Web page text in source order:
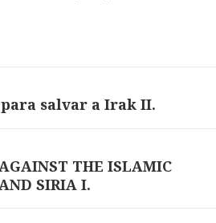
salvar a Irak II.
THE ISLAMIC
SIRIA I.